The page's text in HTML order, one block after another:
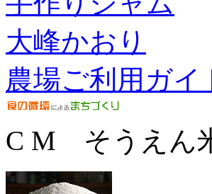
大峰かおり
農場ご利用ガイ
C M そうえん